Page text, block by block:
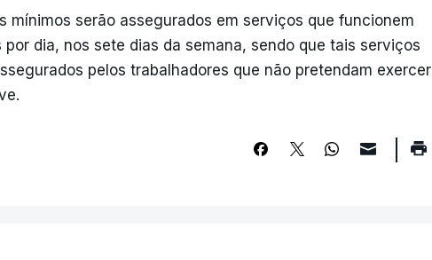
mínimos serão assegurados em serviços que funcionem
dia, nos sete dias da semana, sendo que tais serviços
pelos trabalhadores que não pretendam exercer